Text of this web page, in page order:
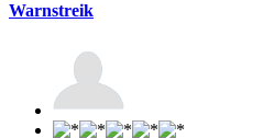
Warnstreik